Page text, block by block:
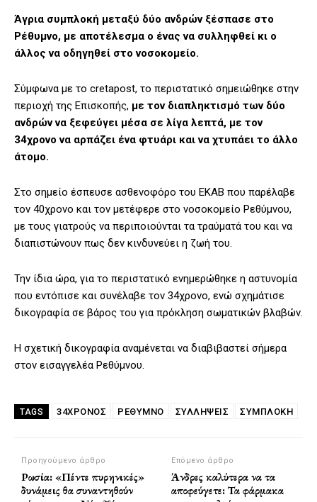
Άγρια συμπλοκή μεταξύ δύο ανδρών ξέσπασε στο
Ρέθυμνο, με αποτέλεσμα ο ένας να συλληφθεί κι ο
άλλος να οδηγηθεί στο νοσοκομείο.
Σύμφωνα με το cretapost, το περιστατικό σημειώθηκε στην
περιοχή της Επισκοπής, με τον διαπληκτισμό των δύο
ανδρών να ξεφεύγει μέσα σε λίγα λεπτά, με τον
34χρονο να αρπάζει ένα φτυάρι και να χτυπάει το άλλο
άτομο.
Στο σημείο έσπευσε ασθενοφόρο του ΕΚΑΒ που παρέλαβε
τον 40χρονο και τον μετέφερε στο νοσοκομείο Ρεθύμνου,
με τους γιατρούς να περιποιούνται τα τραύματά του και να
διαπιστώνουν πως δεν κινδυνεύει η ζωή του.
Την ίδια ώρα, για το περιστατικό ενημερώθηκε η αστυνομία
που εντόπισε και συνέλαβε τον 34χρονο, ενώ σχημάτισε
δικογραφία σε βάρος του για πρόκληση σωματικών βλαβών.
Η σχετική δικογραφία αναμένεται να διαβιβαστεί σήμερα
στον εισαγγελέα Ρεθύμνου.
TAGS 34ΧΡΟΝΟΣ ΡΕΘΥΜΝΟ ΣΥΛΛΗΨΕΙΣ ΣΥΜΠΛΟΚΗ
Προηγούμενο άρθρο
Ρωσία: «Πέντε πυρηνικές»
δυνάμεις θα συναντηθούν
Επόμενο άρθρο
Άνδρες καλύτερα να τα
αποφεύγετε: Τα φάρμακα